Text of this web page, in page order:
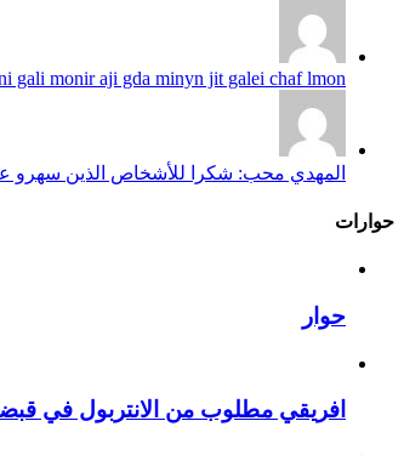
monir aji gda minyn jit galei chaf lmon...
المهدي محب: شكرا للأشخاص الذين سهرو على
حوارات
حوار
افريقي مطلوب من الانتربول في